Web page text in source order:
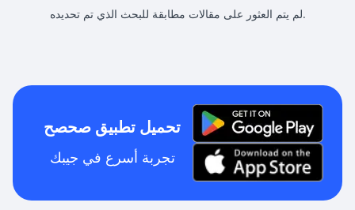
لم يتم العثور على مقالات مطابقة للبحث الذي تم تحديده.
تحميل تطبيق صحصح
تجربة أسرع في جيبك